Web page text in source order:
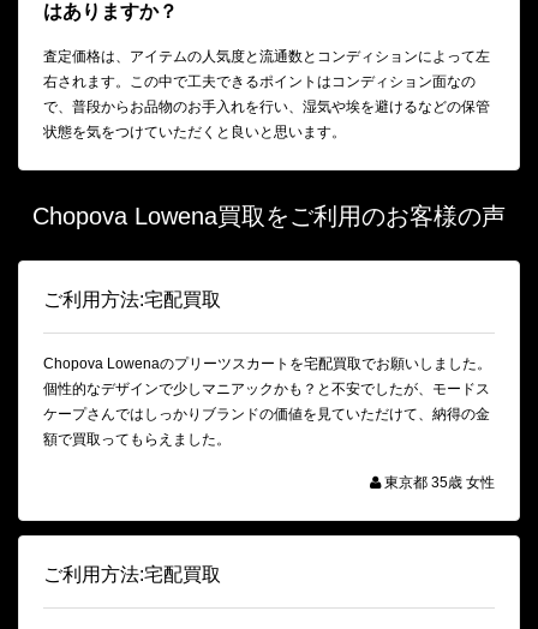
はありますか？
査定価格は、アイテムの人気度と流通数とコンディションによって左
右されます。この中で工夫できるポイントはコンディション面なの
で、普段からお品物のお手入れを行い、湿気や埃を避けるなどの保管
状態を気をつけていただくと良いと思います。
Chopova Lowena買取をご利用のお客様の声
ご利用方法:宅配買取
Chopova Lowenaのプリーツスカートを宅配買取でお願いしました。
個性的なデザインで少しマニアックかも？と不安でしたが、モードス
ケープさんではしっかりブランドの価値を見ていただけて、納得の金
額で買取ってもらえました。
東京都 35歳 女性
ご利用方法:宅配買取